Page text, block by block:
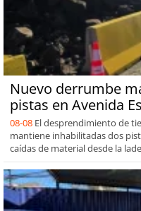
Nuevo derrumbe
pistas en Avenida
08-08 El desprendimiento de
mantiene inhabilitadas dos
caídas de material desde la